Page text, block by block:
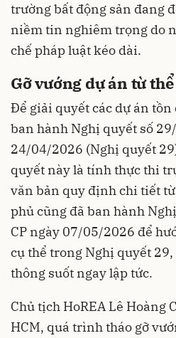
trường bất động sản đang
niềm tin nghiêm trọng do
chế pháp luật kéo dài.
Gỡ vướng dự án từ
Để giải quyết các dự án tồn
ban hành Nghị quyết số
24/04/2026 (Nghị quyết
quyết này là tính thực thi
văn bản quy định chi tiết
phủ cũng đã ban hành
CP ngày 07/05/2026 để
cụ thể trong Nghị quyết
thông suốt ngay lập tức.
Chủ tịch HoREA Lê Hoàng
HCM, quá trình tháo gỡ